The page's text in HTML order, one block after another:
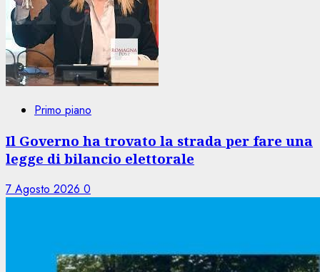
Primo piano
Il Governo ha trovato la strada per fare una
legge di bilancio elettorale
7 Agosto 2026 0